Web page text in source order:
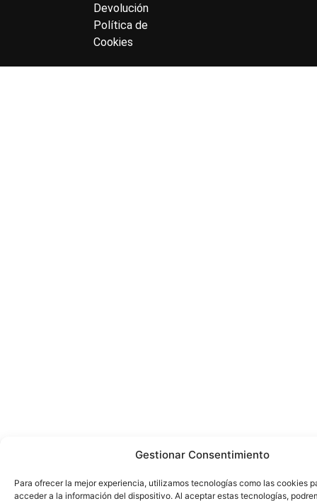
Gestionar Consentimiento
Para ofrecer la mejor experiencia, utilizamos tecnologías como las cookies
acceder a la información del dispositivo. Al aceptar estas tecnologías,
Devolución
Política de
Cookies